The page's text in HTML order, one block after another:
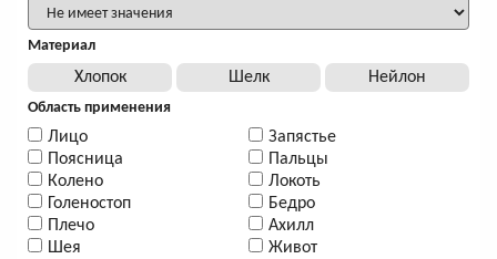
Материал
Хлопок Шелк Нейлон
Область применения
Лицо
Поясница
Колено
Голеностоп
Плечо
Шея
Запястье
Пальцы
Локоть
Бедро
Ахилл
Живот